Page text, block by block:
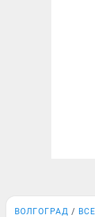
ВОЛГОГРАД